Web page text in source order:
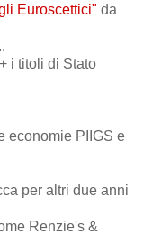
Euroscettici" da
i titoli di Stato
economie PIIGS e
per altri due anni
Renzie's &